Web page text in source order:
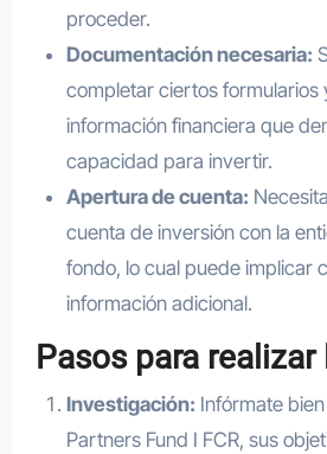
proceder.
Documentación necesaria:
completar ciertos formularios
información financiera que
capacidad para invertir.
Apertura de cuenta:
cuenta de inversión con la
fondo, lo cual puede implicar
información adicional.
Pasos para
Investigación: Infórmate
Partners Fund I FCR, sus